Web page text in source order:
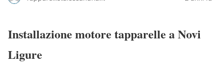
Installazione motore tapparelle a Novi
Ligure